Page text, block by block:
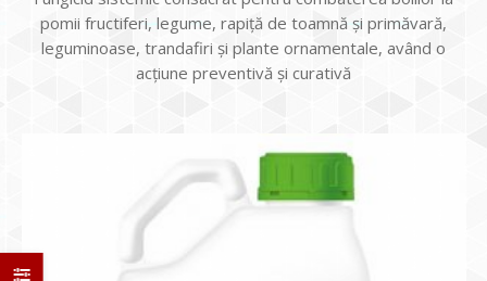
pomii fructiferi, legume, rapiţă de toamnă şi primăvară,
leguminoase, trandafiri şi plante ornamentale, având o
acţiune preventivă şi curativă